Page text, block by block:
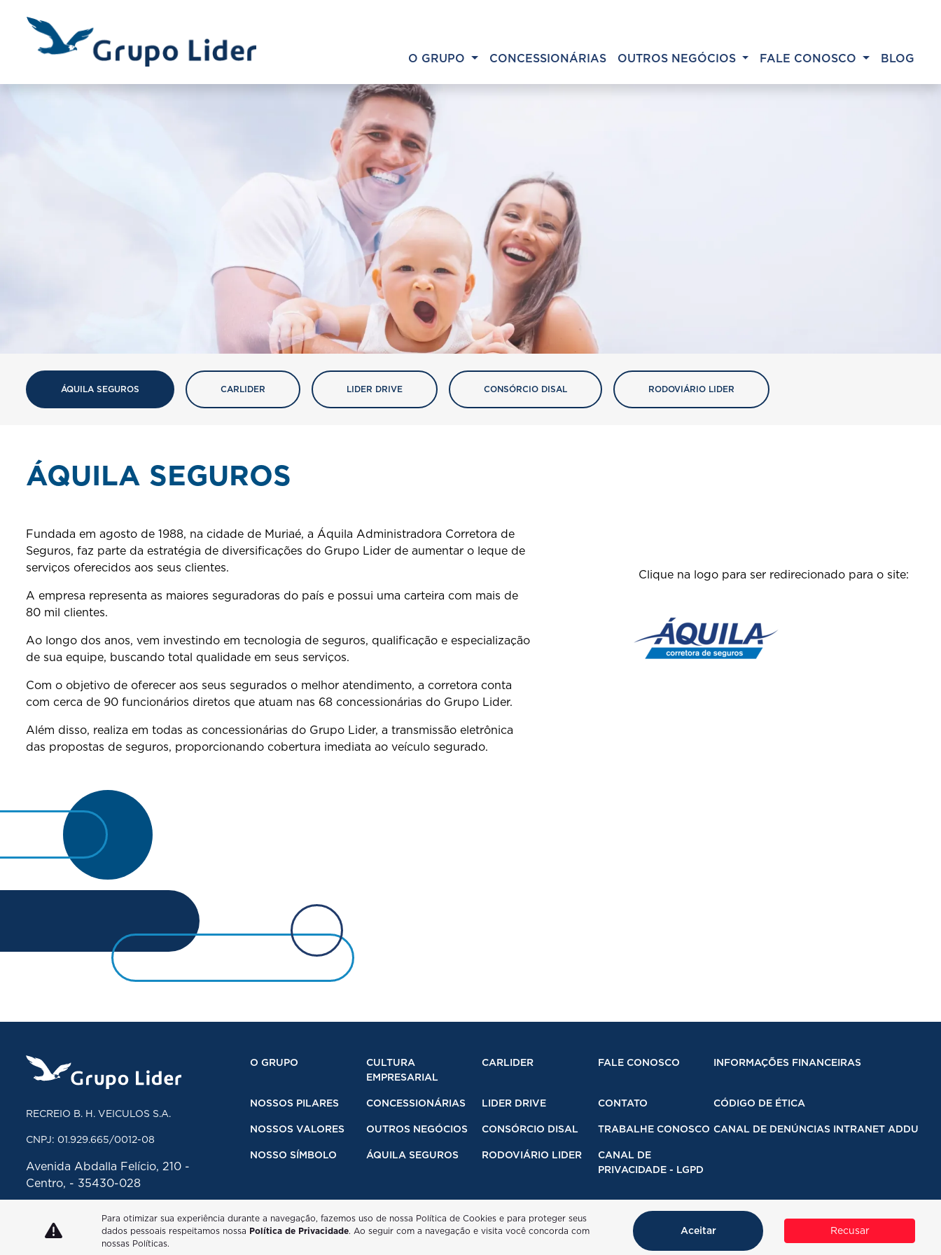
O GRUPO CONCESSIONÁRIAS OUTROS NEGÓCIOS FALE CONOSCO BLOG
ÁQUILA SEGUROS CARLIDER LIDER DRIVE CONSÓRCIO DISAL RODOVIÁRIO LIDER
ÁQUILA SEGUROS
Fundada em agosto de 1988, na cidade de Muriaé, a Áquila Administradora Corretora de
Seguros, faz parte da estratégia de diversificações do Grupo Lider de aumentar o leque de
serviços oferecidos aos seus clientes.
A empresa representa as maiores seguradoras do país e possui uma carteira com mais de
80 mil clientes.
Ao longo dos anos, vem investindo em tecnologia de seguros, qualificação e especialização
de sua equipe, buscando total qualidade em seus serviços.
Com o objetivo de oferecer aos seus segurados o melhor atendimento, a corretora conta
com cerca de 90 funcionários diretos que atuam nas 68 concessionárias do Grupo Lider.
Além disso, realiza em todas as concessionárias do Grupo Lider, a transmissão eletrônica
das propostas de seguros, proporcionando cobertura imediata ao veículo segurado.
Clique na logo para ser redirecionado para o site:
RECREIO B. H. VEICULOS S.A.
CNPJ: 01.929.665/0012-08
Avenida Abdalla Felício, 210 -
Centro, - 35430-028
O GRUPO
NOSSOS PILARES
NOSSOS VALORES
NOSSO SÍMBOLO
CULTURA
EMPRESARIAL
CONCESSIONÁRIAS
OUTROS NEGÓCIOS
ÁQUILA SEGUROS
CARLIDER
LIDER DRIVE
CONSÓRCIO DISAL
RODOVIÁRIO LIDER
FALE CONOSCO
CONTATO
TRABALHE CONOSCO
CANAL DE
PRIVACIDADE - LGPD
INFORMAÇÕES FINANCEIRAS
CÓDIGO DE ÉTICA
CANAL DE DENÚNCIAS INTRANET ADDU
Para otimizar sua experiência durante a navegação, fazemos uso de nossa Política de Cookies e para proteger seus
dados pessoais respeitamos nossa Política de Privacidade. Ao seguir com a navegação e visita você concorda com
nossas Políticas.
Aceitar Recusar